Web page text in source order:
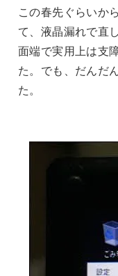
この春先ぐらいか
て、液晶漏れで直
面端で実用上は支
た。でも、だんだ
た。